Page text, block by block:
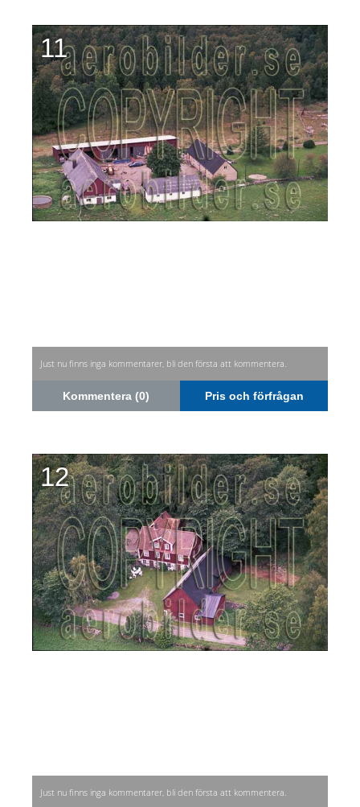
11
Just nu finns inga kommentarer, bli den första att kommentera.
Kommentera (0) Pris och förfrågan
12
Just nu finns inga kommentarer, bli den första att kommentera.